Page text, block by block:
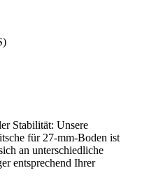
Stabilität: Unsere
für 27-mm-Boden ist
an unterschiedliche
entsprechend Ihrer